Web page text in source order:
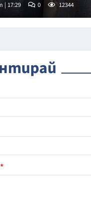
| 17:29 0 12344
*